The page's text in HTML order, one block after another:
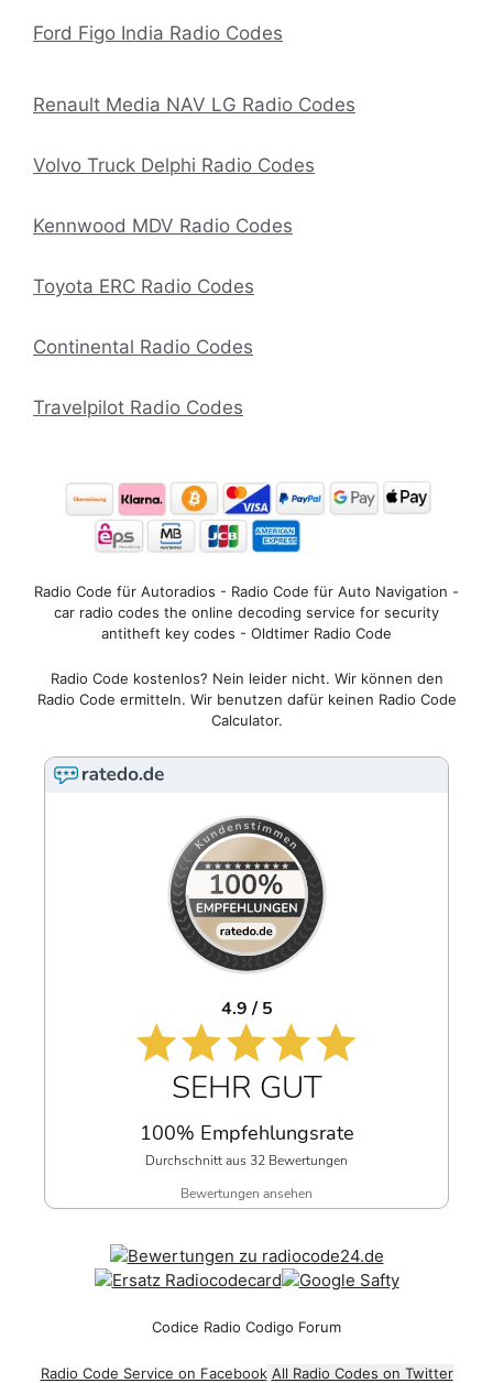
Ford Figo India Radio Codes
Renault Media NAV LG Radio Codes
Volvo Truck Delphi Radio Codes
Kennwood MDV Radio Codes
Toyota ERC Radio Codes
Continental Radio Codes
Travelpilot Radio Codes
Radio Code für Autoradios - Radio Code für Auto Navigation -
car radio codes the online decoding service for security
antitheft key codes - Oldtimer Radio Code
Radio Code kostenlos? Nein leider nicht. Wir können den
Radio Code ermitteln. Wir benutzen dafür keinen Radio Code
Calculator.
4.9 / 5
SEHR GUT
100% Empfehlungsrate
Durchschnitt aus 32 Bewertungen
Bewertungen ansehen
Codice Radio Codigo Forum
Radio Code Service on Facebook All Radio Codes on Twitter